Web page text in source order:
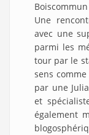
Une
avec une
parmi les
tour par le
sens
par une
et
également